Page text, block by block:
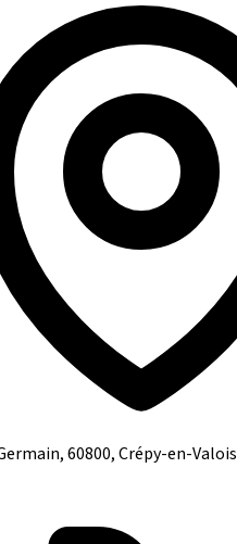
60800, Crépy-en-Valois